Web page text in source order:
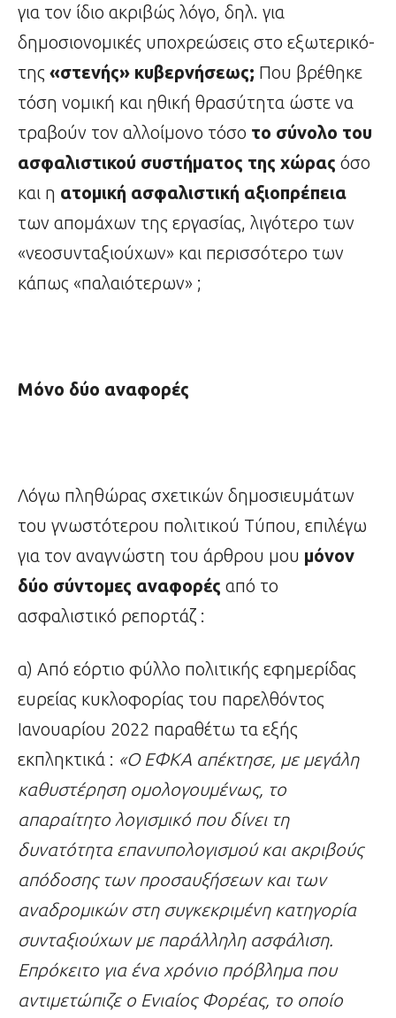
για τον ίδιο ακριβώς λόγο, δηλ. για
δημοσιονομικές υποχρεώσεις στο εξωτερικό-
της «στενής» κυβερνήσεως; Που βρέθηκε
τόση νομική και ηθική θρασύτητα ώστε να
τραβούν τον αλλοίμονο τόσο το σύνολο του
ασφαλιστικού συστήματος της χώρας όσο
και η ατομική ασφαλιστική αξιοπρέπεια
των απομάχων της εργασίας, λιγότερο των
«νεοσυνταξιούχων» και περισσότερο των
κάπως «παλαιότερων» ;
Μόνο δύο αναφορές
Λόγω πληθώρας σχετικών δημοσιευμάτων
του γνωστότερου πολιτικού Τύπου, επιλέγω
για τον αναγνώστη του άρθρου μου μόνον
δύο σύντομες αναφορές από το
ασφαλιστικό ρεπορτάζ :
α) Από εόρτιο φύλλο πολιτικής εφημερίδας
ευρείας κυκλοφορίας του παρελθόντος
Ιανουαρίου 2022 παραθέτω τα εξής
εκπληκτικά : «Ο ΕΦΚΑ απέκτησε, με μεγάλη
καθυστέρηση ομολογουμένως, το
απαραίτητο λογισμικό που δίνει τη
δυνατότητα επανυπολογισμού και ακριβούς
απόδοσης των προσαυξήσεων και των
αναδρομικών στη συγκεκριμένη κατηγορία
συνταξιούχων με παράλληλη ασφάλιση.
Επρόκειτο για ένα χρόνιο πρόβλημα που
αντιμετώπιζε ο Ενιαίος Φορέας, το οποίο